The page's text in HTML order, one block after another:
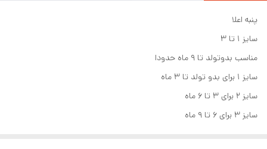
پنبه اعلا
سایز ۱ تا ۳
مناسب بدوتولد تا ۹ ماه حدودا
سایز ۱ برای بدو تولد تا ۳ ماه
سایز ۲ برای ۳ تا ۶ ماه
سایز ۳ برای ۶ تا ۹ ماه